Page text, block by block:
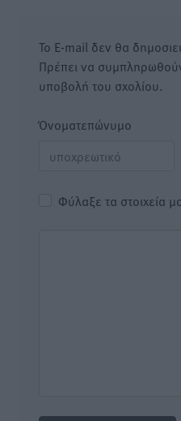
Το E-mail δεν θα
Πρέπει να
υποβολή του σχολίου.
Όνοματεπώνυμο
Φύλαξε τα στοιχεία